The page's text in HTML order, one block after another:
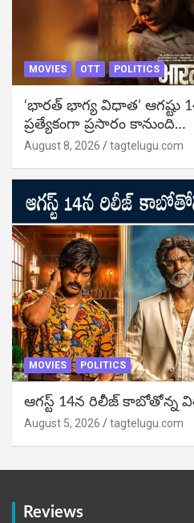
MOVIES OTT POLITICS
‘భారత్ భాగ్య విధాత’ ఆగష్టు
ప్రత్యేకంగా ప్రసారం కానుంది…
August 8, 2026 tagtelugu.com
MOVIES POLITICS
ఆగస్ట్ 14న రిలీజ్ కాబోతోన్న
August 5, 2026 tagtelugu.com
Reviews